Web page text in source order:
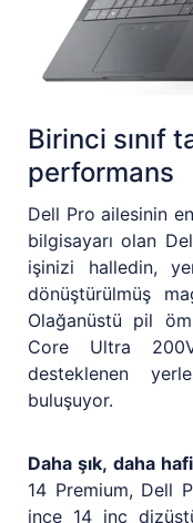
Birinci sınıf
performans
Dell Pro ailesinin
bilgisayarı olan
işinizi halledin,
dönüştürülmüş
Olağanüstü pil
Core Ultra
desteklenen
buluşuyor.
Daha şık, daha
14 Premium, Dell
ince 14 inç